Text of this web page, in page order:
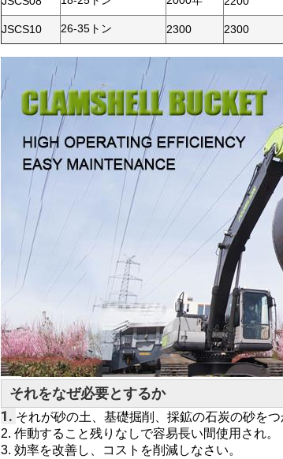
JSCS10 26-35トン 2300 2300
それをなぜ必要とするか
1. それが砂の土、基礎掘削、採鉱の石炭の砂を
2. 作動すること残りなしで容易長い間使用され。
3. 効率を改善し、コストを削減しなさい。